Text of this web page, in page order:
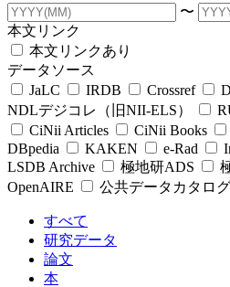
〜
本文リンク
本文リンクあり
データソース
JaLC
IRDB Crossref
NDLデジコレ（旧NII-ELS）
CiNii Articles
CiNii Books
DBpedia
KAKEN e-Rad
LSDB Archive
極地研ADS
OpenAIRE
公共データカタログ
すべて
研究データ
論文
本